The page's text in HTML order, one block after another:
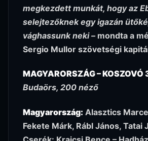
megkezdett munkát, hogy az
selejtezőknek egy igazán
vághassunk neki – mondta a
Sergio Mullor szövetségi
MAGYARORSZÁG –
Budaörs, 200 néző
Magyarország: Alasztics
Fekete Márk, Rábl János, Tatai